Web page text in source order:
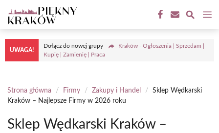
do
treści
UWAGA!
Dołącz do nowej grupy
Kraków - Ogłoszenia | Sprzedam |
Kupię | Zamienię | Praca
Strona główna / Firmy / Zakupy i Handel /
Sklep Wędkarski
Kraków – Najlepsze Firmy w 2026 roku
Sklep Wędkarski Kraków –